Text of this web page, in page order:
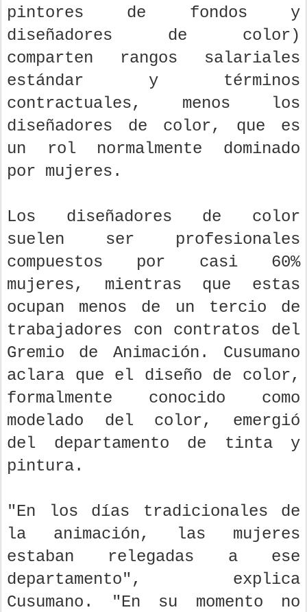
pintores de fondos y
diseñadores de color)
comparten rangos salariales
estándar y términos
contractuales, menos los
diseñadores de color, que es
un rol normalmente dominado
por mujeres.
Los diseñadores de color
suelen ser profesionales
compuestos por casi 60%
mujeres, mientras que estas
ocupan menos de un tercio de
trabajadores con contratos del
Gremio de Animación. Cusumano
aclara que el diseño de color,
formalmente conocido como
modelado del color, emergió
del departamento de tinta y
pintura.
"En los días tradicionales de
la animación, las mujeres
estaban relegadas a ese
departamento", explica
Cusumano. "En su momento no